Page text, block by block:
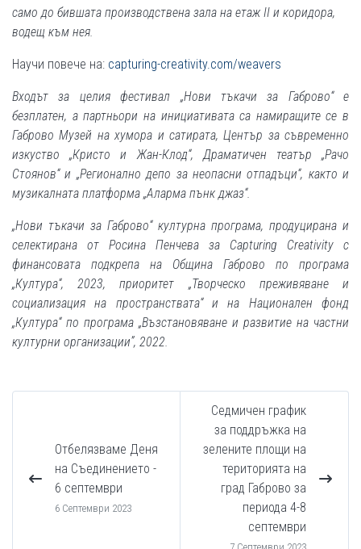
само до бившата производствена зала на етаж II и коридора,
водещ към нея.
Научи повече на: capturing-creativity.com/weavers
Входът за целия фестивал „Нови тъкачи за Габрово“ е
безплатен, а партньори на инициативата са намиращите се в
Габрово Музей на хумора и сатирата, Център за съвременно
изкуство „Кристо и Жан-Клод“, Драматичен театър „Рачо
Стоянов“ и „Регионално депо за неопасни отпадъци“, както и
музикалната платформа „Аларма пънк джаз“.
„Нови тъкачи за Габрово“ културна програма, продуцирана и
селектирана от Росина Пенчева за Capturing Creativity с
финансовата подкрепа на Община Габрово по програма
„Култура“, 2023, приоритет „Творческо преживяване и
социализация на пространствата“ и на Национален фонд
„Култура“ по програма „Възстановяване и развитие на частни
културни организации”, 2022.
Отбелязваме Деня
на Съединението -
6 септември
6 Септември 2023
Седмичен график
за поддръжка на
зелените площи на
територията на
град Габрово за
периода 4-8
септември